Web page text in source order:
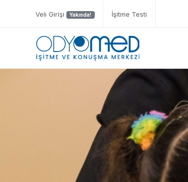
Veli Girişi Yakında! İşitme Testi